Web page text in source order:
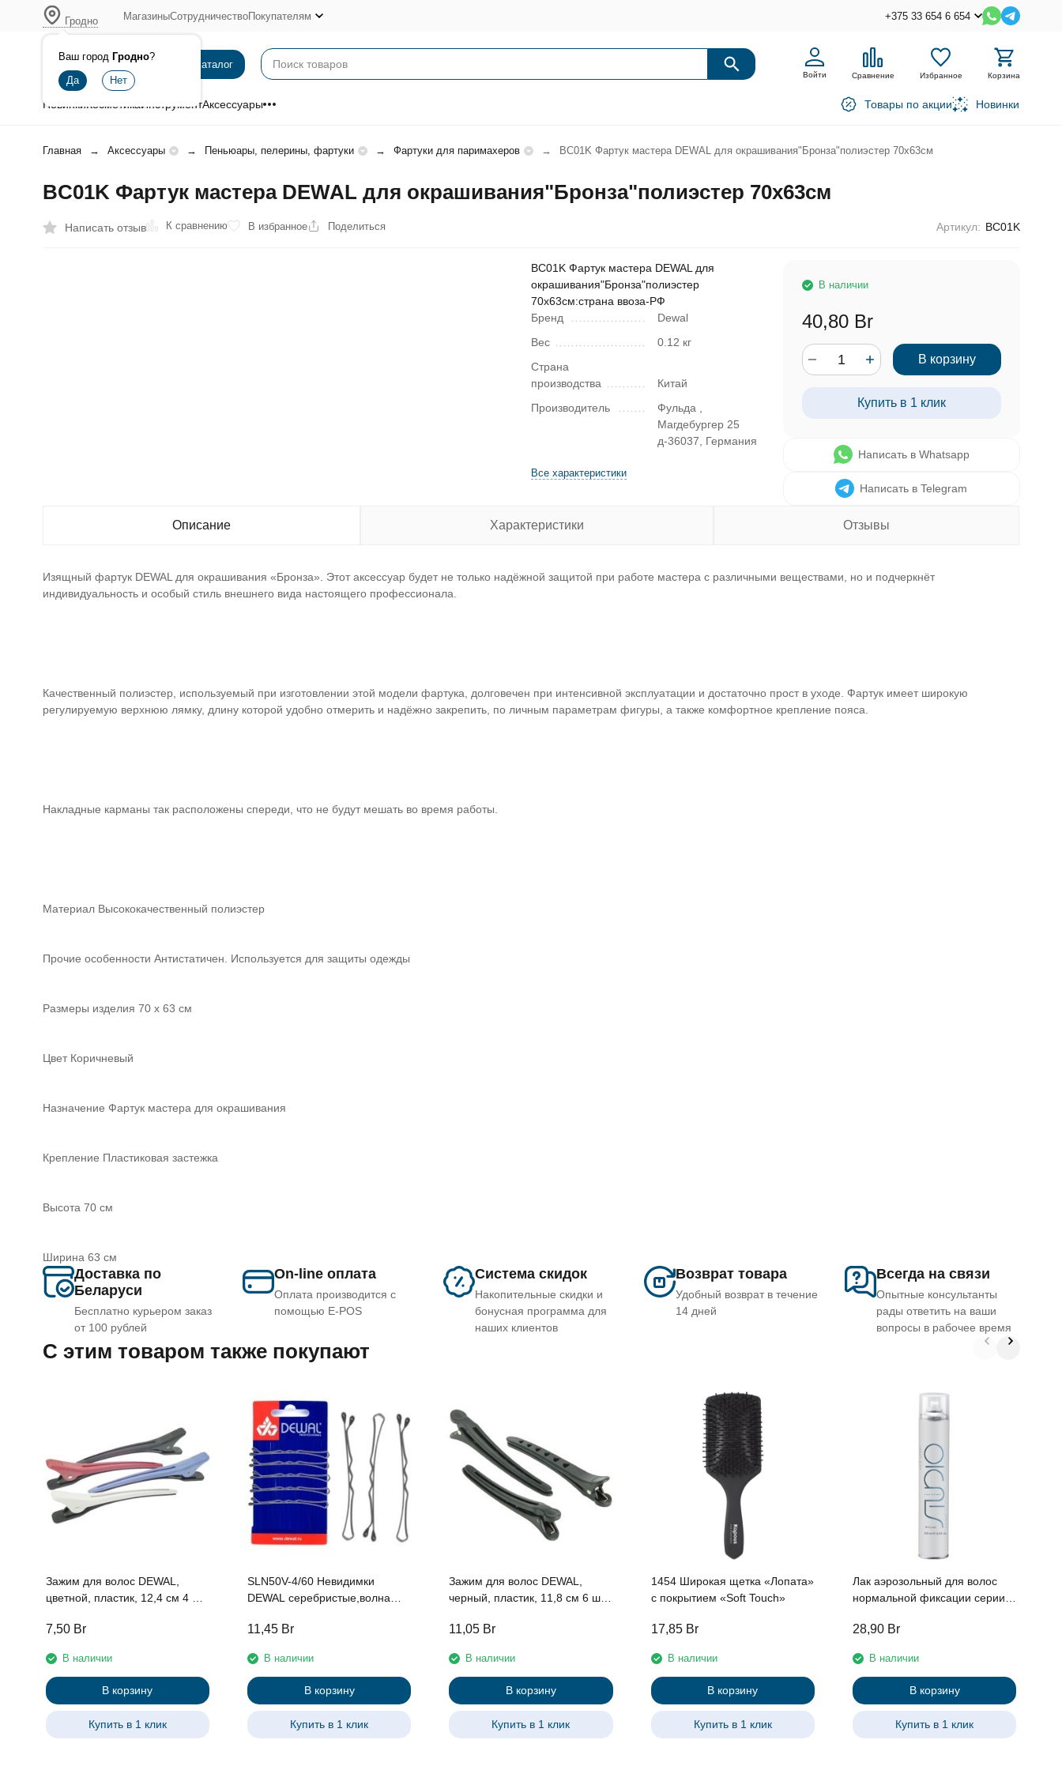
Гродно
Ваш город Гродно?
МагазиныСотрудничествоПокупателям +375 33 654 6 654
Каталог
Войти Сравнение Избранное Корзина
НовинкиКосметикаИнструментАксессуары Товары по акции Новинки
Главная Аксессуары Пеньюары, пелерины, фартуки Фартуки для паримахеров BC01K Фартук мастера DEWAL для окрашивания"Бронза"полиэстер 70x63см
BC01K Фартук мастера DEWAL для окрашивания"Бронза"полиэстер 70x63см
Написать отзыв К сравнению В избранное Поделиться Артикул: BC01K
BC01K Фартук мастера DEWAL для
окрашивания"Бронза"полиэстер
70x63см:страна ввоза-РФ
Бренд
Dewal
Вес
0.12 кг
Страна
производства
Китай
Производитель
Фульда ,
Магдебургер 25
д-36037, Германия
Все характеристики
В наличии
40,80 Br
В корзину
Купить в 1 клик
Написать в Whatsapp
Написать в Telegram
Описание Характеристики Отзывы
Изящный фартук DEWAL для окрашивания «Бронза». Этот аксессуар будет не только надёжной защитой при работе мастера с различными веществами, но и подчеркнёт
индивидуальность и особый стиль внешнего вида настоящего профессионала.
Качественный полиэстер, используемый при изготовлении этой модели фартука, долговечен при интенсивной эксплуатации и достаточно прост в уходе. Фартук имеет широкую
регулируемую верхнюю лямку, длину которой удобно отмерить и надёжно закрепить, по личным параметрам фигуры, а также комфортное крепление пояса.
Накладные карманы так расположены спереди, что не будут мешать во время работы.
Материал Высококачественный полиэстер
Прочие особенности Антистатичен. Используется для защиты одежды
Размеры изделия 70 х 63 см
Цвет Коричневый
Назначение Фартук мастера для окрашивания
Крепление Пластиковая застежка
Высота 70 см
Ширина 63 см
Доставка по
Беларуси
Бесплатно курьером заказ
от 100 рублей
On-line оплата
Оплата производится с
помощью E-POS
Система скидок
Накопительные скидки и
бонусная программа для
наших клиентов
Возврат товара
Удобный возврат в течение
14 дней
Всегда на связи
Опытные консультанты
рады ответить на ваши
вопросы в рабочее время
C этим товаром также покупают
Зажим для волос DEWAL,
цветной, пластик, 12,4 см 4 шт/
7,50 Br
В наличии
В корзину
Купить в 1 клик
SLN50V-4/60 Невидимки
DEWAL серебристые,волна
11,45 Br
В наличии
В корзину
Купить в 1 клик
Зажим для волос DEWAL,
черный, пластик, 11,8 см 6 шт/
11,05 Br
В наличии
В корзину
Купить в 1 клик
1454 Широкая щетка «Лопата»
с покрытием «Soft Touch»
17,85 Br
В наличии
В корзину
Купить в 1 клик
Лак аэрозольный для волос
нормальной фиксации серии
Professional, 500 мл
28,90 Br
В наличии
В корзину
Купить в 1 клик